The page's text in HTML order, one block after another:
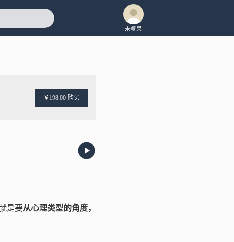
未登录
￥198.00 购买
是要从心理类型的角度，